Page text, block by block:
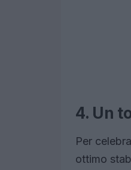
4. Un
Per
ottimo